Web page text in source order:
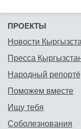
ПРОЕКТЫ
Новости
Пресса
Народный
Поможем вместе
Ищу тебя
Соболезнования